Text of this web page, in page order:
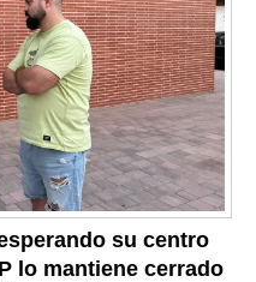
su centro
lo mantiene cerrado